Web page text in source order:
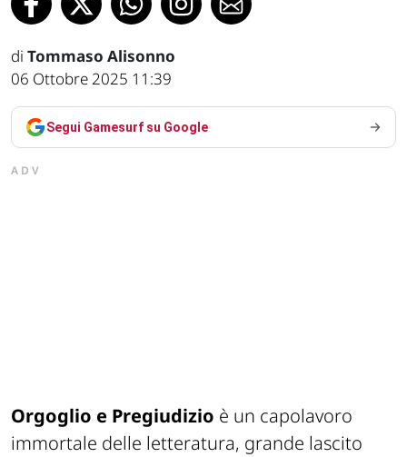
di Tommaso Alisonno
06 Ottobre 2025 11:39
Segui Gamesurf su Google
ADV
Orgoglio e Pregiudizio è un capolavoro
immortale delle letteratura, grande lascito